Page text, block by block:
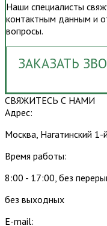
Наши специалисты
контактным данным и
вопросы.
ЗАКАЗАТЬ
СВЯЖИТЕСЬ С НАМИ
Адрес:
Москва, Нагатинский 1-
Время работы:
8:00 - 17:00, без
без выходных
E-mail: